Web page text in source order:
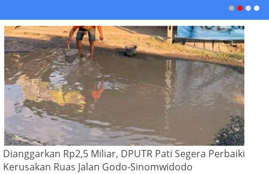
Dianggarkan Rp2,5 Miliar, DPUTR Pati Segera Perbaiki
Kerusakan Ruas Jalan Godo-Sinomwidodo